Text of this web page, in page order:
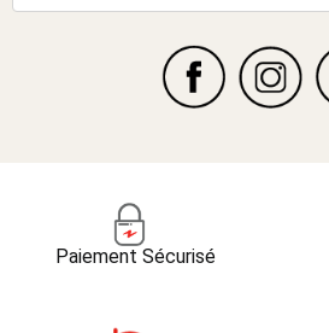
Paiement Sécurisé